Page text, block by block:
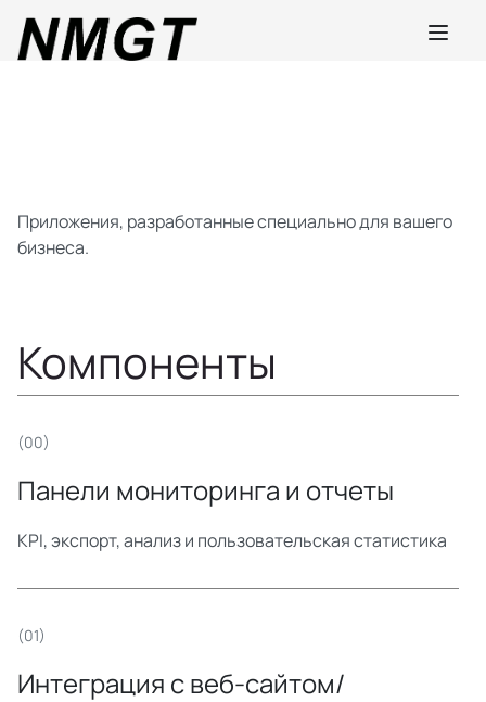
Приложения, разработанные специально для вашего
бизнеса.
Компоненты
(00)
Панели мониторинга и отчеты
KPI, экспорт, анализ и пользовательская статистика
(01)
Интеграция с веб-сайтом/